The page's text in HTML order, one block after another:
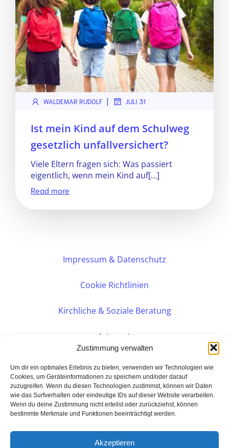
Zustimmung verwalten
Um dir ein optimales Erlebnis zu bieten, verwenden wir Technologien wie
Cookies, um Geräteinformationen zu speichern und/oder darauf
zuzugreifen. Wenn du diesen Technologien zustimmst, können wir Daten
wie das Surfverhalten oder eindeutige IDs auf dieser Website verarbeiten.
Wenn du deine Zustimmung nicht erteilst oder zurückziehst, können
bestimmte Merkmale und Funktionen beeinträchtigt werden.
Akzeptieren
WALDEMAR RUDOLF | JULI 31
Ist mein Kind auf dem Schulweg
gesetzlich unfallversichert?
Viele Eltern fragen sich: Was passiert
eigentlich, wenn mein Kind auf[…]
Read more
Impressum & Datenschutz
Cookie Richtlinien
Kirchliche & Soziale Beratung
Intranet
PERSÖNLICHE BERATUNG
BarmeniaGothaer Agentur Rudolf